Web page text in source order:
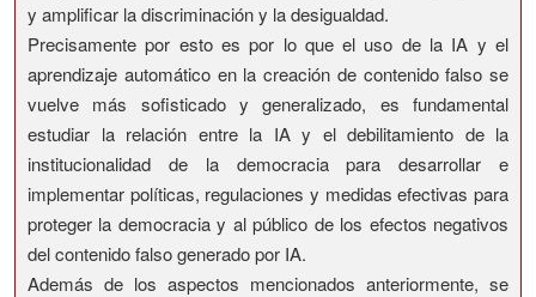
y amplificar la discriminación y la desigualdad.
Precisamente por esto es por lo que el uso de la IA y el
aprendizaje automático en la creación de contenido falso se
vuelve más sofisticado y generalizado, es fundamental
estudiar la relación entre la IA y el debilitamiento de la
institucionalidad de la democracia para desarrollar e
implementar políticas, regulaciones y medidas efectivas para
proteger la democracia y al público de los efectos negativos
del contenido falso generado por IA.
Además de los aspectos mencionados anteriormente, se